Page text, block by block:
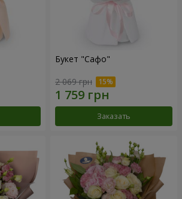
Букет "Сафо"
2 069 грн
Заказать